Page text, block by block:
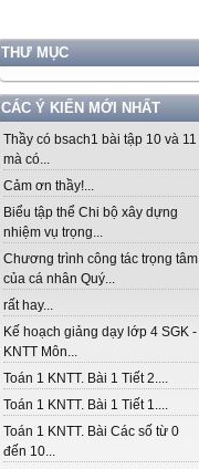
THƯ MỤC
CÁC Ý KIẾN MỚI NHẤT
Thầy có bsach1 bài tập 10 và 11
mà có...
Cảm ơn thầy!...
Biểu tập thể Chi bộ xây dựng
nhiệm vụ trọng...
Chương trình công tác trọng tâm
của cá nhân Quý...
rất hay...
Kế hoạch giảng dạy lớp 4 SGK -
KNTT Môn...
Toán 1 KNTT. Bài 1 Tiết 2....
Toán 1 KNTT. Bài 1 Tiết 1....
Toán 1 KNTT. Bài Các số từ 0
đến 10...